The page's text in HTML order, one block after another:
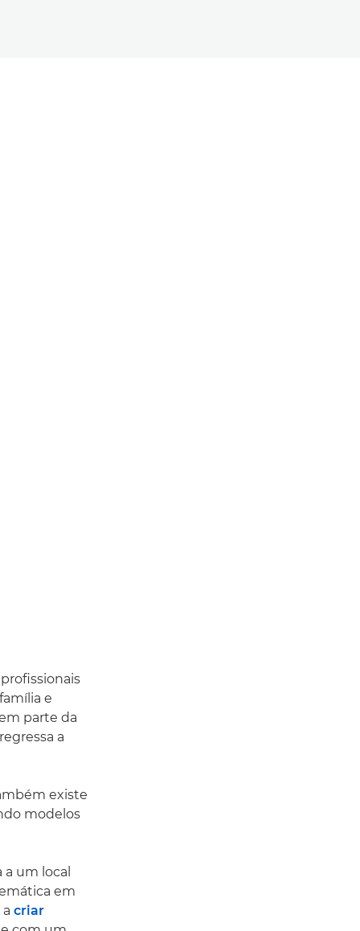
e
parte da
a
existe
modelos
um local
em
criar